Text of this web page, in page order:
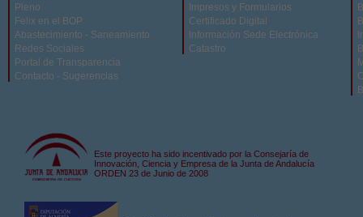
Pleno
Felix en el BOP
Abastecimiento - Saneamiento
Redes Sociales
Portal de Transparencia
Contacto - Sugerencias
Impresos y Formularios
Certificado Digital
Información Sede Electrónica
Catastro
Este proyecto ha sido incentivado por la Consejaría de
Innovación, Ciencia y Empresa de la Junta de Andalucía
ORDEN 23 de Junio de 2008